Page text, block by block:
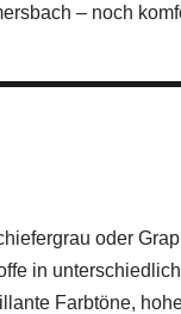
– noch
oder
in
Farbtöne,